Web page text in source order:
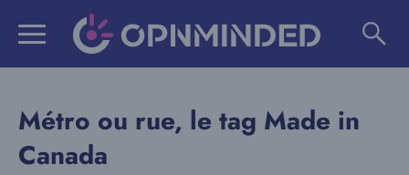
Métro ou rue, le tag Made in
Canada